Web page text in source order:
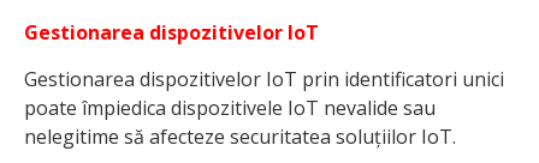
Gestionarea dispozitivelor IoT
Gestionarea dispozitivelor IoT prin identificatori unici
poate împiedica dispozitivele IoT nevalide sau
nelegitime să afecteze securitatea soluțiilor IoT.